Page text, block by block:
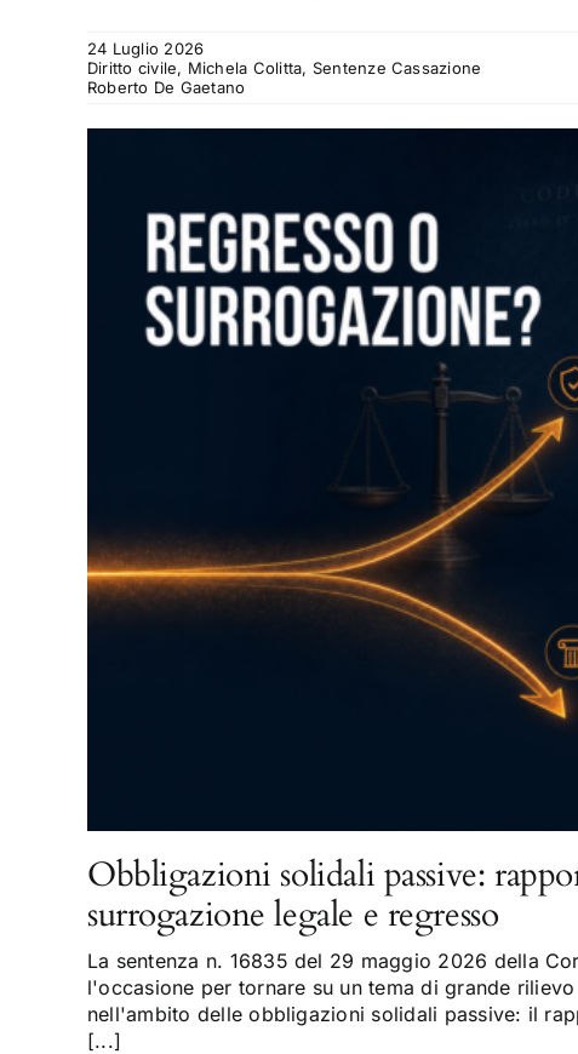
24 Luglio 2026
Diritto civile, Michela Colitta, Sentenze Cassazione
Roberto De Gaetano
Obbligazioni solidali passive:
surrogazione legale e regresso
La sentenza n. 16835 del 29 maggio 2026 della
l'occasione per tornare su un tema di grande
nell'ambito delle obbligazioni solidali passive: il
[...]